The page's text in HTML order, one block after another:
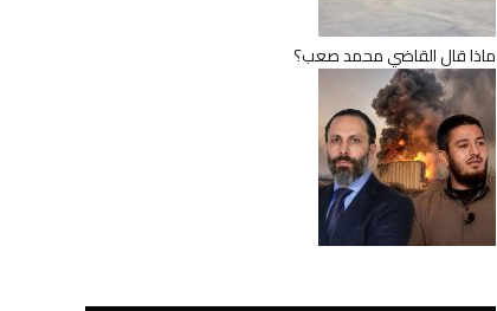
ماذا قال القاضي محمد صعب؟